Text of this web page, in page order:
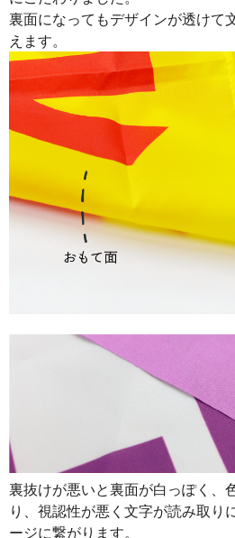
32 899
33 897
34 895
893
38 887
885
876
874
46 873
47 872
裏面になってもデザインが透けて
えます。
裏抜けが悪いと裏面が白っぽく、
り、視認性が悪く文字が読み取り
ージに繋がります。